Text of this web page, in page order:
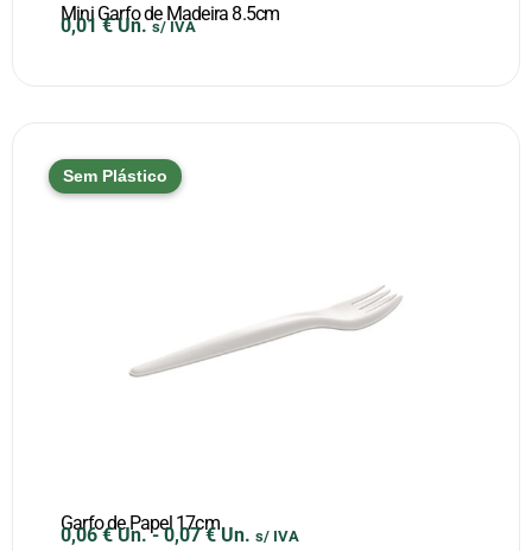
Mini Garfo de Madeira 8.5cm
0,01€ Un. s/ IVA
Sem Plástico
Garfo de Papel 17cm
0,06€ Un.-0,07€ Un. s/ IVA